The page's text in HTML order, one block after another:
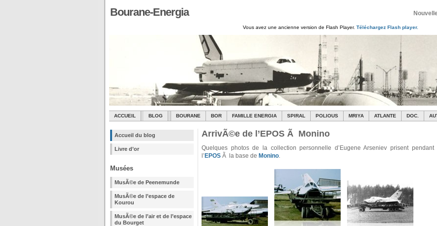
Bourane-Energia
Vous avez une ancienne version de Flash Player. Téléchargez Flash player.
ACCUEIL BLOG BOURANE BOR FAMILLE ENERGIA SPIRAL POLIOUS MRIYA ATLANTE DOC.
Accueil du blog
Livre d’or
Musées
MusÃ©e de Peenemunde
MusÃ©e de l’espace de
Kourou
MusÃ©e de l’air et de l’espace
du Bourget
ArrivÃ©e de l’EPOS Ã Monino
Quelques photos de la collection personnelle d’Eugene Arseniev prisent pendant
l’ EPOS Ã la base de Monino.